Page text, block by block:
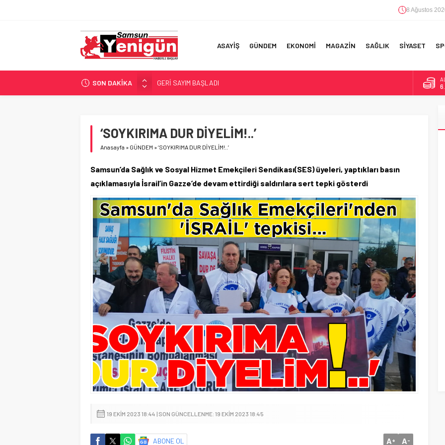
8 Ağustos
ASAYİŞ GÜNDEM EKONOMİ MAGAZİN SAĞLIK SİYASET
SON DAKİKA
GERİ SAYIM BAŞLADI
SAMSUNSPOR’DA HEDEF 5’İNCİLİK!
İŞTE FINDIK FİYATI!
YÖNETİCİ SEÇERKEN YAPILAN EN BÜYÜK HATALAR
‘SOYKIRIMA DUR DİYELİM!..’
Anasayfa » GÜNDEM »‘SOYKIRIMA DUR DİYELİM!..’
Samsun’da Sağlık ve Sosyal Hizmet Emekçileri Sendikası(SES) üyeleri, yaptıkları basın
açıklamasıyla İsrail’in Gazze’de devam ettirdiği saldırılara sert tepki gösterdi
19 EKIM 2023 18:44 | SON GÜNCELLENME: 19 EKIM 2023 18:45
ABONE OL A+ A-